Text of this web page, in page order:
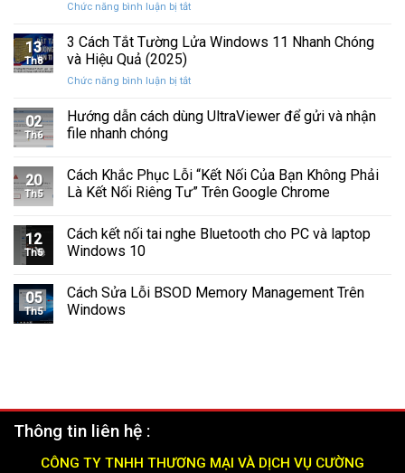
Cứng
Hỏng
Hình
Giác
Trên
C
Chức năng bình luận bị tắtở
Sửa
Âm
Khi
11
13
Th8
3 Cách Tắt Tường Lửa Windows 11 Nhanh Chóng
và Hiệu Quả (2025)
Chức năng bình luận bị tắtở
Cách
Tắt
Windows
11
và
02
Th6
Hướng dẫn cách dùng UltraViewer để gửi và nhận
file nhanh chóng
20
Th5
Cách Khắc Phục Lỗi “Kết Nối Của Bạn Không Phải
Là Kết Nối Riêng Tư” Trên Google Chrome
12
Th5
Cách kết nối tai nghe Bluetooth cho PC và laptop
Windows 10
05
Th5
Cách Sửa Lỗi BSOD Memory Management Trên
Windows
Thông tin liên hệ :
CÔNG TY TNHH THƯƠNG MẠI VÀ DỊCH VỤ CƯỜNG